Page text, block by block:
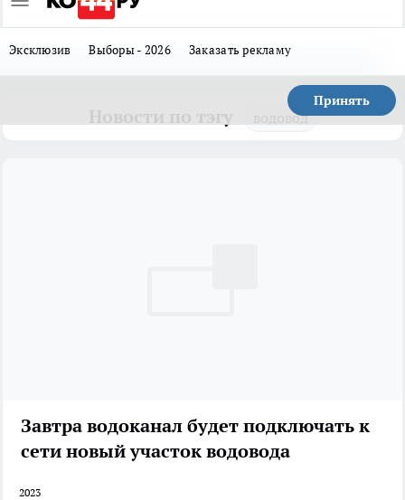
Эксклюзив Выборы - 2026 Заказать рекламу
Принять
водовод
Завтра водоканал будет подключать к
сети новый участок водовода
2023